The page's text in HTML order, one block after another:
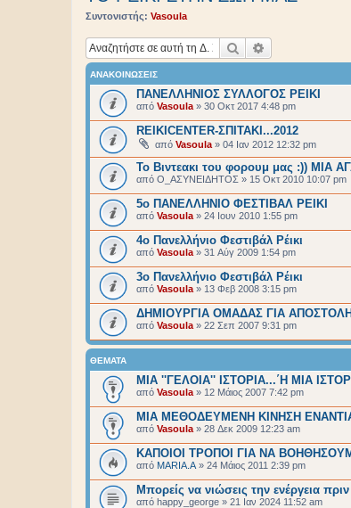
Συντονιστής: Vasoula
Αναζήτηση
ΑΝΑΚΟΙΝΏΣΕΙΣ
ΠΑΝΕΛΛΗΝΙΟΣ ΣΥΛΛΟΓΟΣ ΡΕΙΚΙ
από Vasoula » 30 Οκτ 2017 4:48 pm
REIKICENTER-ΣΠΙΤΑΚΙ...2012
από Vasoula » 04 Ιαν 2012 12:32 pm
To Βιντεακι του φορουμ μας :)) ΜΙΑ
από O_ΑΣΥΝΕΙΔΗΤΟΣ » 15 Οκτ 2010 10:07 pm
5ο ΠΑΝΕΛΛΗΝΙΟ ΦΕΣΤΙΒΑΛ ΡΕΙΚΙ
από Vasoula » 24 Ιουν 2010 1:55 pm
4ο Πανελλήνιο Φεστιβάλ Ρέικι
από Vasoula » 31 Αύγ 2009 1:54 pm
3ο Πανελλήνιο Φεστιβάλ Ρέικι
από Vasoula » 13 Φεβ 2008 3:15 pm
ΔΗΜΙΟΥΡΓΙΑ ΟΜΑΔΑΣ ΓΙΑ
από Vasoula » 22 Σεπ 2007 9:31 pm
ΘΈΜΑΤΑ
ΜΙΑ ''ΓΕΛOΙΑ'' ΙΣΤΟΡΙΑ...΄Η ΜΙΑ
από Vasoula » 12 Μάιος 2007 7:42 pm
ΜΙΑ ΜΕΘΟΔΕΥΜΕΝΗ ΚΙΝΗΣΗ
από Vasoula » 28 Δεκ 2009 12:23 am
ΚΑΠΟΙΟΙ ΤΡΟΠΟΙ ΓΙΑ ΝΑ
από MARIA.Α » 24 Μάιος 2011 2:39 pm
Μπορείς να νιώσεις την ενέργεια
από happy_george » 21 Ιαν 2024 11:52 am